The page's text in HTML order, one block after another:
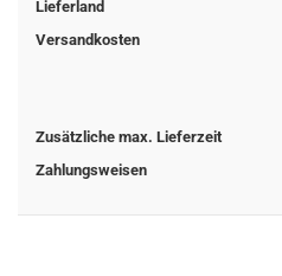
Lieferland
Versandkosten
Zusätzliche max. Lieferzeit
Zahlungsweisen